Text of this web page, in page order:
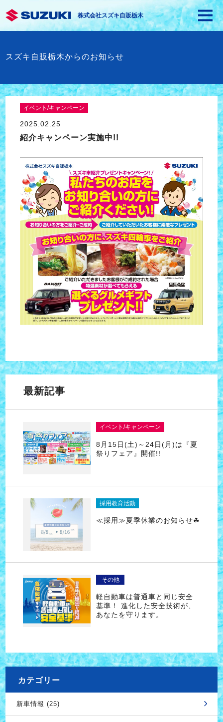
株式会社スズキ自販栃木
スズキ自販栃木からのお知らせ
イベント/キャンペーン
2025.02.25
紹介キャンペーン実施中!!
最新記事
イベント/キャンペーン
8月15日(土)～24日(月)は『夏
祭りフェア』開催!!
採用教育活動
≪採用≫夏季休業のお知らせ☘
その他
軽自動車は普通車と同じ安全
基準！ 進化した安全技術が、
あなたを守ります。
カテゴリー
新車情報 (25)